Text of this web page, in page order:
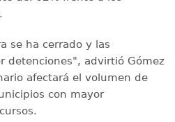
se ha cerrado y las
detenciones", advirtió Gómez
afectará el volumen de
con mayor